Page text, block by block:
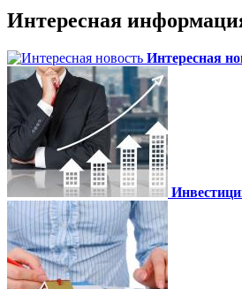
Интересная
Интересная